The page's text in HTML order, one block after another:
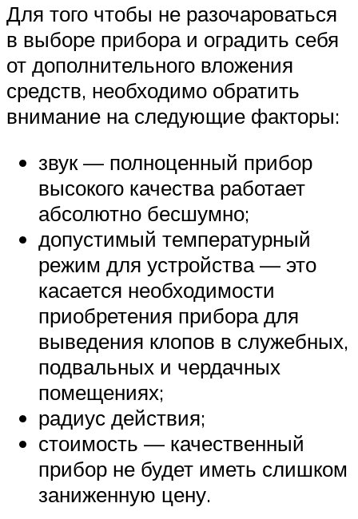
Для того чтобы не разочароваться
в выборе прибора и оградить себя
от дополнительного вложения
средств, необходимо обратить
внимание на следующие факторы:
звук — полноценный прибор
высокого качества работает
абсолютно бесшумно;
допустимый температурный
режим для устройства — это
касается необходимости
приобретения прибора для
выведения клопов в служебных,
подвальных и чердачных
помещениях;
радиус действия;
стоимость — качественный
прибор не будет иметь слишком
заниженную цену.